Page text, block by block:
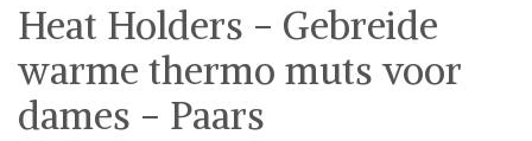
Heat Holders - Gebreide
warme thermo muts voor
dames - Paars